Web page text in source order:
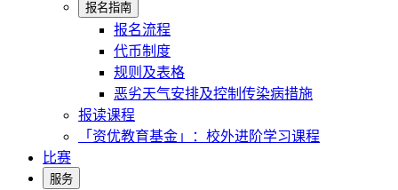
报名指南
报名流程
代币制度
规则及表格
恶劣天气安排及控制传染病措施
报读课程
「资优教育基金」：校外进阶学习课程
比赛
服务